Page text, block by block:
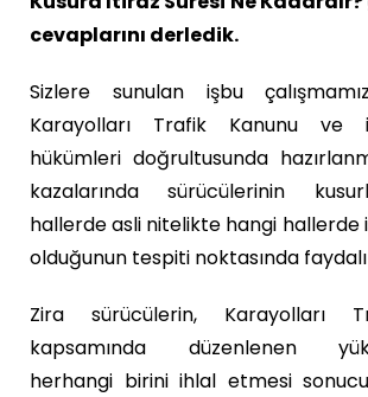
cevaplarını derledik.
Sizlere sunulan işbu
Karayolları Trafik Kanunu ve
hükümleri doğrultusunda
kazalarında sürücülerinin
hallerde asli nitelikte hangi hallerde
olduğunun tespiti noktasında
Zira sürücülerin, Karayolları
kapsamında düzenlenen
herhangi birini ihlal etmesi